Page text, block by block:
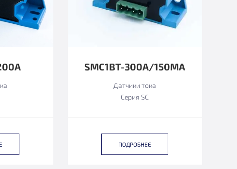
SMC1BT-300A/150MA
Датчики тока
Серия SC
ПОДРОБНЕЕ